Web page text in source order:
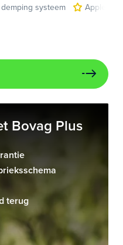
systeem
Apple
Bovag Plus
terug